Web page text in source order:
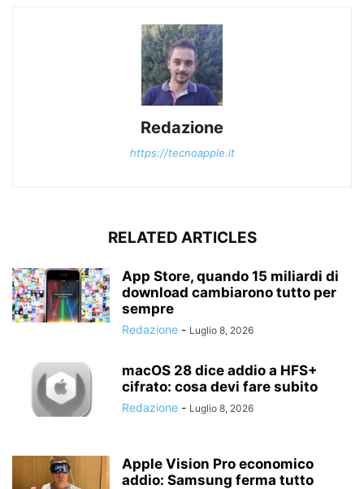
Redazione
https://tecnoapple.it
RELATED ARTICLES
App Store, quando 15 miliardi di
download cambiarono tutto per
sempre
Redazione - Luglio 8, 2026
macOS 28 dice addio a HFS+
cifrato: cosa devi fare subito
Redazione - Luglio 8, 2026
Apple Vision Pro economico
addio: Samsung ferma tutto